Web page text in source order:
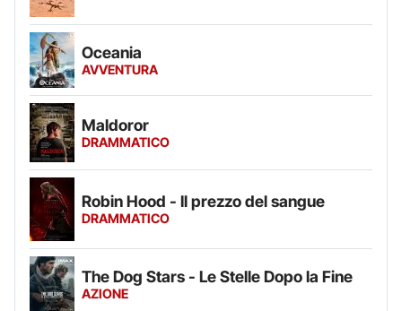
Oceania
AVVENTURA
Maldoror
DRAMMATICO
Robin Hood - Il prezzo del sangue
DRAMMATICO
The Dog Stars - Le Stelle Dopo la Fine
AZIONE